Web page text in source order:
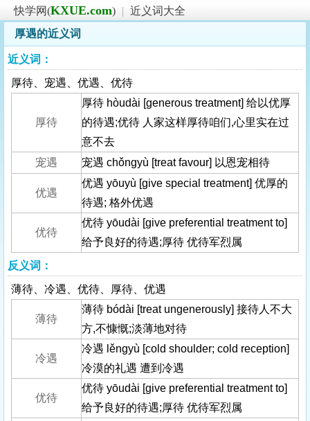
快学网(KXUE.com) | 近义词大全
厚遇的近义词
近义词：
厚待、宠遇、优遇、优待
厚待
厚待 hòudài [generous treatment] 给以优厚
的待遇;优待 人家这样厚待咱们,心里实在过
意不去
宠遇
宠遇 chǒngyù [treat favour] 以恩宠相待
优遇
优遇 yōuyù [give special treatment] 优厚的
待遇; 格外优遇
优待
优待 yōudài [give preferential treatment to]
给予良好的待遇;厚待 优待军烈属
反义词：
薄待、冷遇、优待、厚待、优遇
薄待
薄待 bódài [treat ungenerously] 接待人不大
方,不慷慨;淡薄地对待
冷遇
冷遇 lěngyù [cold shoulder; cold reception]
冷漠的礼遇 遭到冷遇
优待
优待 yōudài [give preferential treatment to]
给予良好的待遇;厚待 优待军烈属